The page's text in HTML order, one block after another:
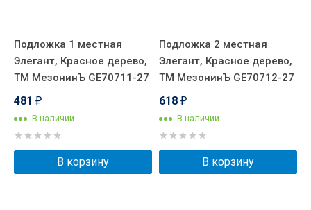
Подложка 1 местная
Элегант, Красное дерево,
ТМ МезонинЪ GE70711-27
481 ₽
В наличии
В корзину
Подложка 2 местная
Элегант, Красное дерево,
ТМ МезонинЪ GE70712-27
618 ₽
В наличии
В корзину